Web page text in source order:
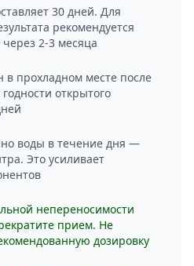
30 дней. Для
рекомендуется
через 2-3 месяца
в прохладном месте после
открытого
воды в течение дня —
Это усиливает
непереносимости
прием. Не
дозировку